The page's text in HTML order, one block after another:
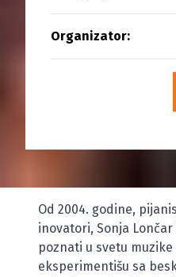
Organizator:
Od 2004. godine,
inovatori, Sonja Lončar
poznati u svetu muzike
eksperimentišu sa